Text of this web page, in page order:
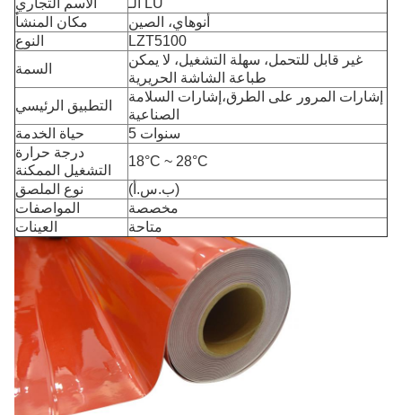
الاسم التجاري
الـ LU
مكان المنشأ
أنوهاي، الصين
النوع
LZT5100
السمة
غير قابل للتحمل، سهلة التشغيل، لا يمكن
طباعة الشاشة الحريرية
التطبيق الرئيسي
إشارات المرور على الطرق،إشارات السلامة
الصناعية
حياة الخدمة
5 سنوات
درجة حرارة
التشغيل الممكنة
18°C ~ 28°C
نوع الملصق
(ب.س.أ)
المواصفات
مخصصة
العينات
متاحة